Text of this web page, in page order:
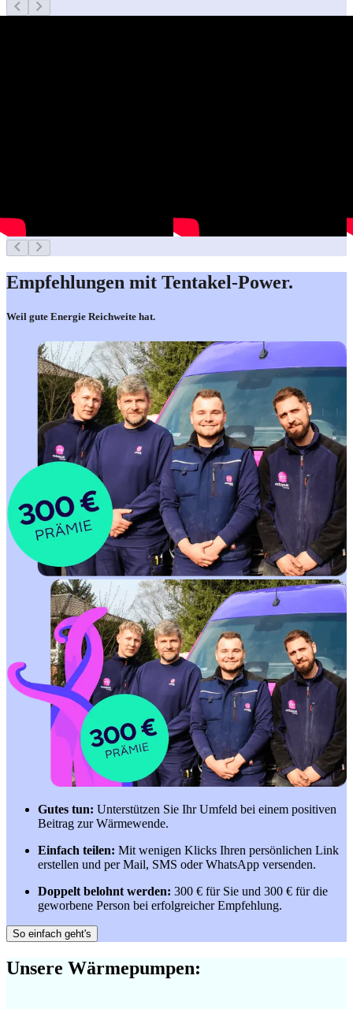
Empfehlungen mit Tentakel-Power.
Weil gute Energie Reichweite hat.
Gutes tun: Unterstützen Sie Ihr Umfeld bei einem positiven
Beitrag zur Wärmewende.
Einfach teilen: Mit wenigen Klicks Ihren persönlichen Link
erstellen und per Mail, SMS oder WhatsApp versenden.
Doppelt belohnt werden: 300 € für Sie und 300 € für die
geworbene Person bei erfolgreicher Empfehlung.
So einfach geht's
Unsere Wärmepumpen: